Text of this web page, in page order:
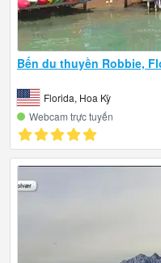
Bến du thuyền Robbie,
Florida, Hoa Kỳ
Webcam trực tuyến